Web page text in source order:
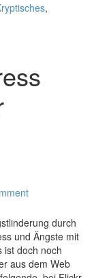
,
durch
und Ängste mit
ist doch noch
aus dem Web